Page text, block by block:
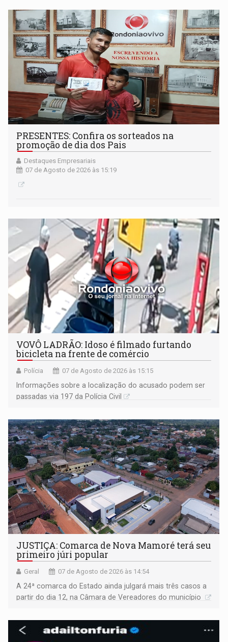
PRESENTES: Confira os sorteados na
promoção de dia dos Pais
Destaques Empresariais
07 de Agosto de 2026 às 15:19
VOVÔ LADRÃO: Idoso é filmado furtando
bicicleta na frente de comércio
Polícia 07 de Agosto de 2026 às 15:15
Informações sobre a localização do acusado podem ser
passadas via 197 da Polícia Civil
JUSTIÇA: Comarca de Nova Mamoré terá seu
primeiro júri popular
Geral 07 de Agosto de 2026 às 14:54
A 24ª comarca do Estado ainda julgará mais três casos a
partir do dia 12, na Câmara de Vereadores do município